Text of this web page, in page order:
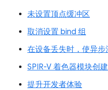
未设置顶点缓冲区
取消设置 bind 组
在设备丢失时，使异
SPIR-V 着色器模块创
提升开发者体验